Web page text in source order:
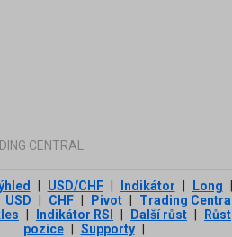
CENTRAL
USD/CHF Indikátor Long
USD CHF Pivot Trading Central
Indikátor RSI Další růst Růst
pozice
Supporty